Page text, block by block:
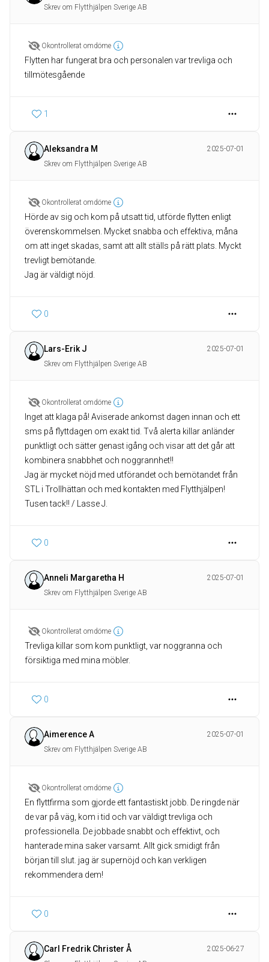
Skrev om Flytthjälpen Sverige AB
Okontrollerat omdöme
Flytten har fungerat bra och personalen var trevliga och
tillmötesgående
1
Aleksandra M
2025-07-01
Skrev om Flytthjälpen Sverige AB
Okontrollerat omdöme
Hörde av sig och kom på utsatt tid, utförde flytten enligt
överenskommelsen. Mycket snabba och effektiva, måna
om att inget skadas, samt att allt ställs på rätt plats. Myckt
trevligt bemötande.
Jag är väldigt nöjd.
0
Lars-Erik J
2025-07-01
Skrev om Flytthjälpen Sverige AB
Okontrollerat omdöme
Inget att klaga på! Aviserade ankomst dagen innan och ett
sms på flyttdagen om exakt tid. Två alerta killar anländer
punktligt och sätter genast igång och visar att det går att
kombinera snabbhet och noggrannhet!!
Jag är mycket nöjd med utförandet och bemötandet från
STL i Trollhättan och med kontakten med Flytthjälpen!
Tusen tack!! / Lasse J.
0
Anneli Margaretha H
2025-07-01
Skrev om Flytthjälpen Sverige AB
Okontrollerat omdöme
Trevliga killar som kom punktligt, var noggranna och
försiktiga med mina möbler.
0
Aimerence A
2025-07-01
Skrev om Flytthjälpen Sverige AB
Okontrollerat omdöme
En flyttfirma som gjorde ett fantastiskt jobb. De ringde när
de var på väg, kom i tid och var väldigt trevliga och
professionella. De jobbade snabbt och effektivt, och
hanterade mina saker varsamt. Allt gick smidigt från
början till slut. jag är supernöjd och kan verkligen
rekommendera dem!
0
Carl Fredrik Christer Å
2025-06-27